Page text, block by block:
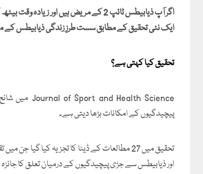
اگر آپ ذیابیطس ٹائپ 2 کے مریض ہیں
ایک نئی تحقیق کے مطابق سست طرزِ زندگی ذیابیطس کے
تحقیق کیا کہتی ہے؟
Journal of Sport and Health Science
پیچیدگیوں کے امکانات بڑھا دیتی ہے۔
اور ذیابیطس سے جڑی پیچیدگیوں کے درمیان تعلق کا جائزہ